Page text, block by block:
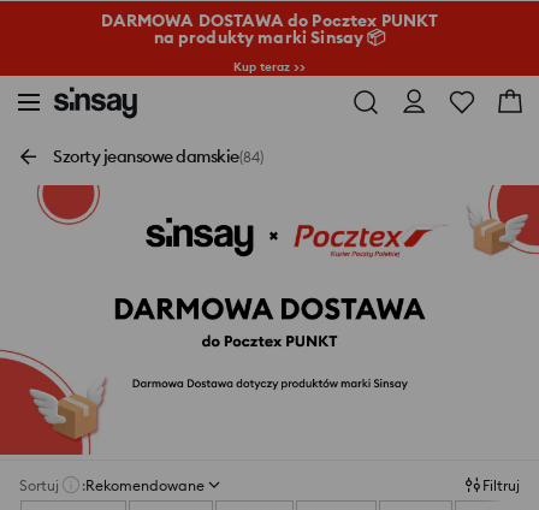
DARMOWA DOSTAWA do Pocztex PUNKT
na produkty marki Sinsay 📦
Kup teraz >>
Szorty jeansowe damskie(84)
Sortuj :Rekomendowane
Filtruj